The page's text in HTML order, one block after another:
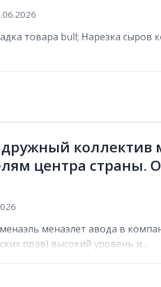
товара bull; Нарезка
коллектив
центра страны.
менаэлет авода в
прав) высокий уровень и...